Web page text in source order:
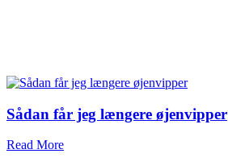
Sådan får jeg længere øjenvipper
Read More